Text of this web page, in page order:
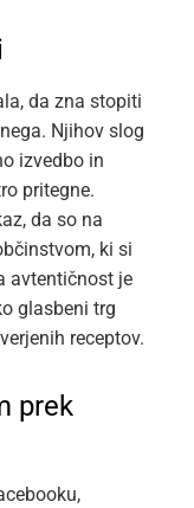
da zna stopiti
Njihov slog
izvedbo in
pritegne.
da so na
ki si
avtentičnost je
glasbeni trg
receptov.
prek